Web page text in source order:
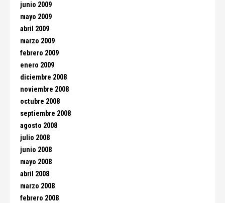
junio 2009
mayo 2009
abril 2009
marzo 2009
febrero 2009
enero 2009
diciembre 2008
noviembre 2008
octubre 2008
septiembre 2008
agosto 2008
julio 2008
junio 2008
mayo 2008
abril 2008
marzo 2008
febrero 2008